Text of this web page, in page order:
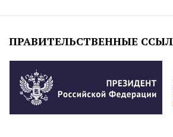
ПРАВИТЕЛЬСТВЕННЫЕ